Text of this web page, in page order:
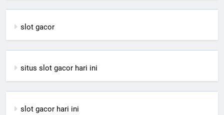
slot gacor
situs slot gacor hari ini
slot gacor hari ini